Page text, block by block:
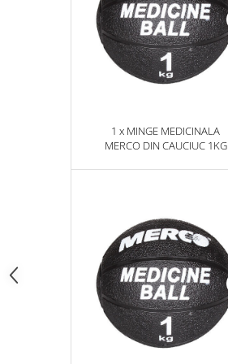
Palmare/Palete Box/Arte Martiale
Perne Antrenament Arte Martiale
Perne Antebrat/Pao
Imbracaminte sport
Bluze / Hanorace/Geci
Echipament compresie
Genti Echipament
Proteze/Protectii dentare
1 x MINGE MEDICINALA
MERCO DIN CAUCIUC 1KG